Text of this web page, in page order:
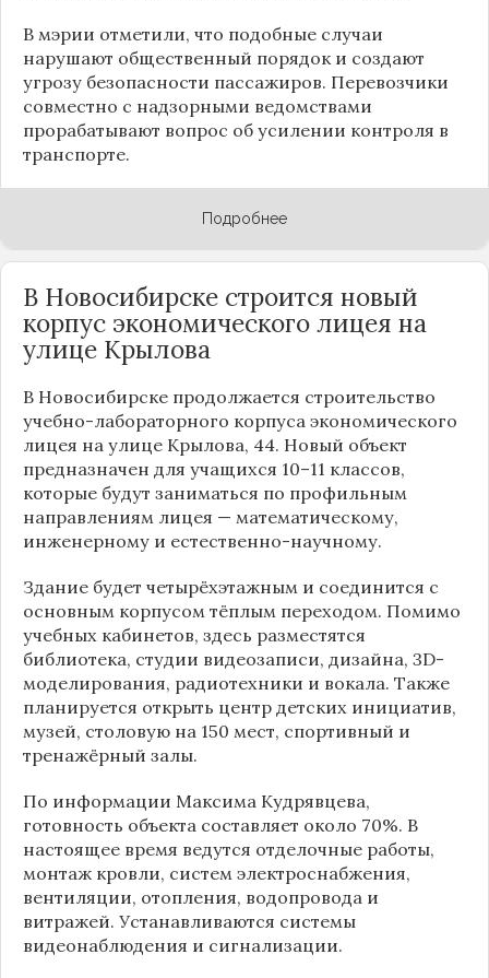
В мэрии отметили, что подобные случаи
нарушают общественный порядок и создают
угрозу безопасности пассажиров. Перевозчики
совместно с надзорными ведомствами
прорабатывают вопрос об усилении контроля в
транспорте.
Подробнее
В Новосибирске строится новый
корпус экономического лицея на
улице Крылова
В Новосибирске продолжается строительство
учебно-лабораторного корпуса экономического
лицея на улице Крылова, 44. Новый объект
предназначен для учащихся 10–11 классов,
которые будут заниматься по профильным
направлениям лицея — математическому,
инженерному и естественно-научному.
Здание будет четырёхэтажным и соединится с
основным корпусом тёплым переходом. Помимо
учебных кабинетов, здесь разместятся
библиотека, студии видеозаписи, дизайна, 3D-
моделирования, радиотехники и вокала. Также
планируется открыть центр детских инициатив,
музей, столовую на 150 мест, спортивный и
тренажёрный залы.
По информации Максима Кудрявцева,
готовность объекта составляет около 70%. В
настоящее время ведутся отделочные работы,
монтаж кровли, систем электроснабжения,
вентиляции, отопления, водопровода и
витражей. Устанавливаются системы
видеонаблюдения и сигнализации.